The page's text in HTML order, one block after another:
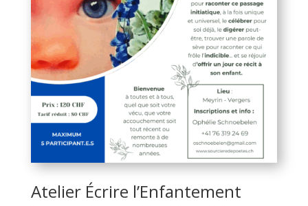
Atelier Écrire l’Enfantement